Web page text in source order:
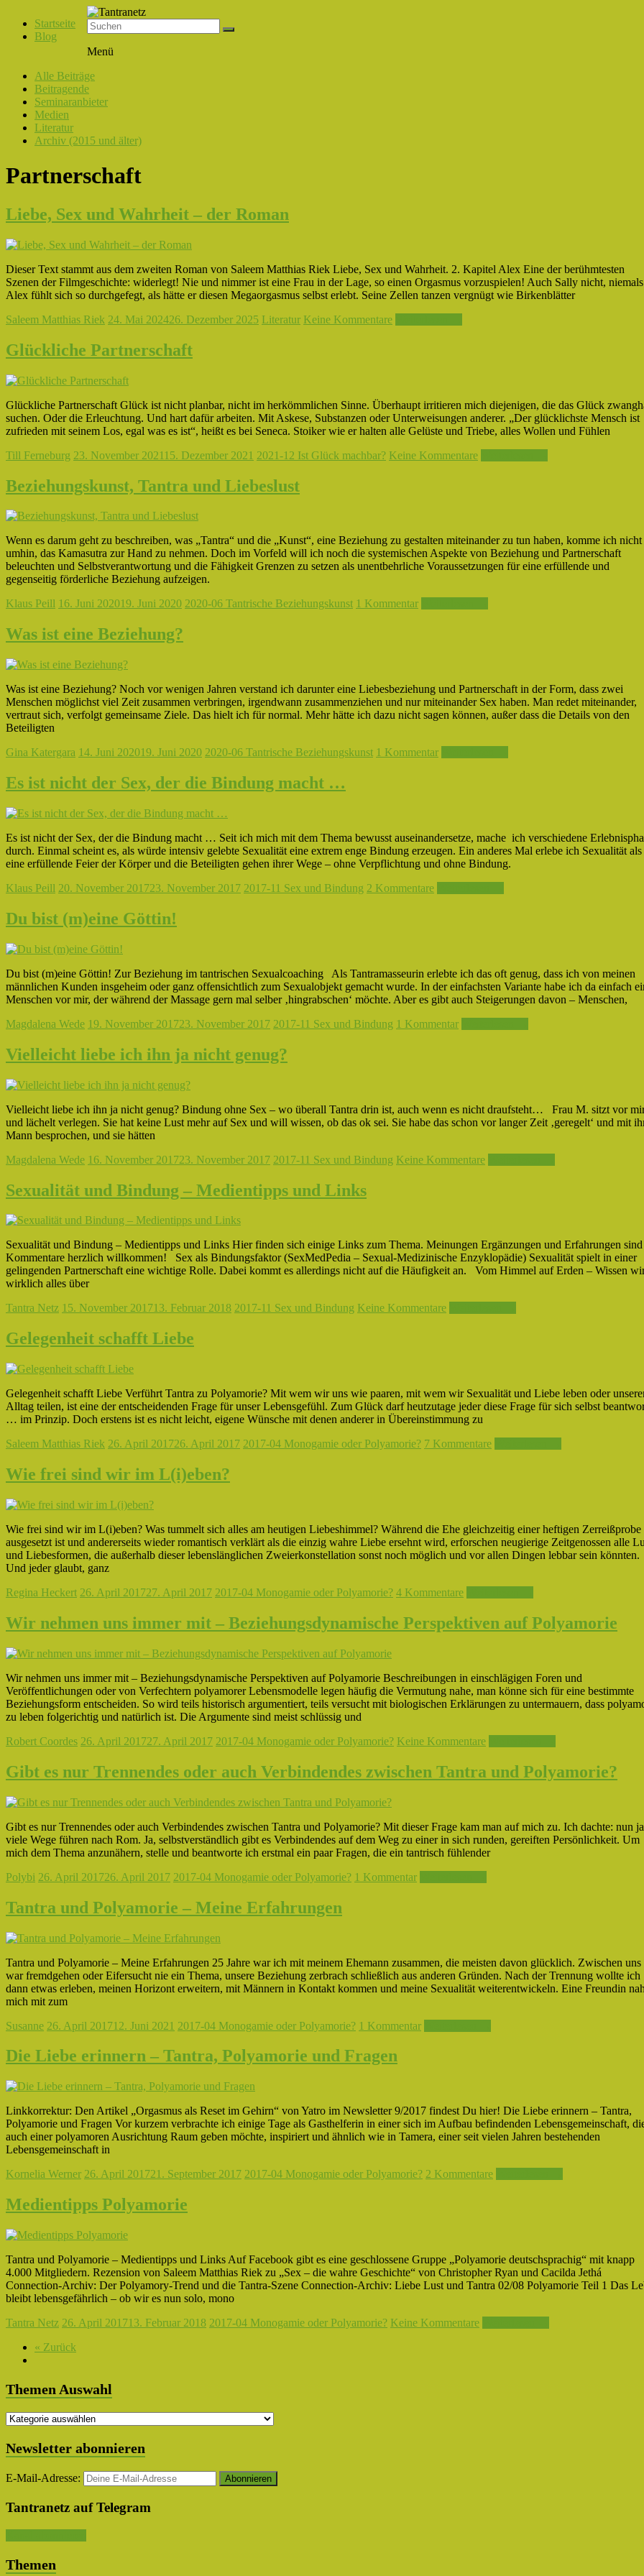
Startseite
Blog
Tantranetz
Liebe,
Eros
Tantra
Menü
Alle Beiträge
Beitragende
Seminaranbieter
Medien
Literatur
Archiv (2015 und älter)
Partnerschaft
Liebe, Sex und Wahrheit – der Roman
Dieser Text stammt aus dem zweiten Roman von Saleem Matthias Riek Liebe, Sex und Wahrheit. 2. Kapitel Alex Eine der berühmtesten
Szenen der Filmgeschichte: widerlegt! Nie und nimmer ist eine Frau in der Lage, so einen Orgasmus vorzuspielen! Auch Sally nicht,
Alex fühlt sich so durchgefegt, als hätte er diesen Megaorgasmus selbst erlebt. Seine Zellen tanzen vergnügt wie Birkenblätter
Saleem Matthias Riek 24. Mai 202426. Dezember 2025 Literatur Keine Kommentare
Glückliche Partnerschaft
Glückliche Partnerschaft Glück ist nicht planbar, nicht im herkömmlichen Sinne. Überhaupt irritieren mich diejenigen, die das Glück
suchen. Oder die Erleuchtung. Und hart dafür arbeiten. Mit Askese, Substanzen oder Unterweisungen anderer. „Der glücklichste Mensch ist
zufrieden mit seinem Los, egal was es ist“, heißt es bei Seneca. Stoiker wie er halten alle Gelüste und Triebe, alles Wollen und Fühlen
Till Ferneburg 23. November 2021 15. Dezember 2021 2021-12 Ist Glück machbar? Keine Kommentare
Beziehungskunst, Tantra und Liebeslust
Wenn es darum geht zu beschreiben, was „Tantra“ und die „Kunst“, eine Beziehung zu gestalten miteinander zu tun haben, komme ich nicht
umhin, das Kamasutra zur Hand zu nehmen. Doch im Vorfeld will ich noch die systemischen Aspekte von Beziehung und Partnerschaft
beleuchten und Selbstverantwortung und die Fähigkeit Grenzen zu setzen als unentbehrliche Voraussetzungen für eine erfüllende und
gegenseitig förderliche Beziehung aufzeigen.
Klaus Peill 16. Juni 202019. Juni 2020 2020-06 Tantrische Beziehungskunst 1 Kommentar
Was ist eine Beziehung?
Was ist eine Beziehung? Noch vor wenigen Jahren verstand ich darunter eine Liebesbeziehung und Partnerschaft in der Form, dass zwei
Menschen möglichst viel Zeit zusammen verbringen, irgendwann zusammenziehen und nur miteinander Sex haben. Man redet miteinander,
vertraut sich, verfolgt gemeinsame Ziele. Das hielt ich für normal. Mehr hätte ich dazu nicht sagen können, außer dass die Details von den
Beteiligten
Gina Katergara 14. Juni 202019. Juni 2020 2020-06 Tantrische Beziehungskunst 1 Kommentar
Es ist nicht der Sex, der die Bindung macht …
Es ist nicht der Sex, der die Bindung macht … Seit ich mich mit dem Thema bewusst auseinandersetze, mache ich verschiedene
durch. Einmal scheint es, als würde intensiv gelebte Sexualität eine extrem enge Bindung erzeugen. Ein anderes Mal erlebe ich Sexualität als
eine erfüllende Feier der Körper und die Beteiligten gehen ihrer Wege – ohne Verpflichtung und ohne Bindung.
Klaus Peill 20. November 201723. November 2017 2017-11 Sex und Bindung 2 Kommentare
Du bist (m)eine Göttin!
Du bist (m)eine Göttin! Zur Beziehung im tantrischen Sexualcoaching Als Tantramasseurin erlebte ich das oft genug, dass ich von meinen
männlichen Kunden insgeheim oder ganz offensichtlich zum Sexualobjekt gemacht wurde. In der einfachsten Variante habe ich da einfach
Menschen vor mir, der während der Massage gern mal selber ‚hingrabschen‘ möchte. Aber es gibt auch Steigerungen davon – Menschen,
Magdalena Wede 19. November 201723. November 2017 2017-11 Sex und Bindung 1 Kommentar
Vielleicht liebe ich ihn ja nicht genug?
Vielleicht liebe ich ihn ja nicht genug? Bindung ohne Sex – wo überall Tantra drin ist, auch wenn es nicht draufsteht… Frau M. sitzt vor
und lächelt verlegen. Sie hat keine Lust mehr auf Sex und will wissen, ob das ok sei. Sie habe das schon vor langer Zeit ‚geregelt‘ und mit
Mann besprochen, und sie hätten
Magdalena Wede 16. November 201723. November 2017 2017-11 Sex und Bindung Keine Kommentare
Sexualität und Bindung – Medientipps und Links
Sexualität und Bindung – Medientipps und Links Hier finden sich einige Links zum Thema. Meinungen Ergänzungen und Erfahrungen sind
Kommentare herzlich willkommen! Sex als Bindungsfaktor (SexMedPedia – Sexual-Medizinische Enzyklopädie) Sexualität spielt in einer
gelingenden Partnerschaft eine wichtige Rolle. Dabei kommt es allerdings nicht auf die Häufigkeit an. Vom Himmel auf Erden – Wissen
wirklich alles über
Tantra Netz 15. November 201713. Februar 2018 2017-11 Sex und Bindung Keine Kommentare
Gelegenheit schafft Liebe
Gelegenheit schafft Liebe Verführt Tantra zu Polyamorie? Mit wem wir uns wie paaren, mit wem wir Sexualität und Liebe leben oder
Alltag teilen, ist eine der entscheidenden Frage für unser Lebensgefühl. Zum Glück darf heutzutage jeder diese Frage für sich selbst
… im Prinzip. Doch erstens ist es nicht leicht, eigene Wünsche mit denen anderer in Übereinstimmung zu
Saleem Matthias Riek 26. April 201726. April 2017 2017-04 Monogamie oder Polyamorie? 7 Kommentare
Wie frei sind wir im L(i)eben?
Wie frei sind wir im L(i)eben? Was tummelt sich alles am heutigen Liebeshimmel? Während die Ehe gleichzeitig einer heftigen Zerreißprobe
ausgesetzt ist und andererseits wieder romantisch verklärt als die einzig wahre Liebe ersehnt wird, erforschen neugierige Zeitgenossen alle
und Liebesformen, die außerhalb dieser lebenslänglichen Zweierkonstellation sonst noch möglich und vor allen Dingen lebbar sein könnten.
Und jeder glaubt, ganz
Regina Heckert 26. April 201727. April 2017 2017-04 Monogamie oder Polyamorie? 4 Kommentare
Wir nehmen uns immer mit – Beziehungsdynamische Perspektiven auf Polyamorie
Wir nehmen uns immer mit – Beziehungsdynamische Perspektiven auf Polyamorie Beschreibungen in einschlägigen Foren und
Veröffentlichungen oder von Verfechtern polyamorer Lebensmodelle legen häufig die Vermutung nahe, man könne sich für eine bestimmte
Beziehungsform entscheiden. So wird teils historisch argumentiert, teils versucht mit biologischen Erklärungen zu untermauern, dass
zu leben folgerichtig und natürlich ist. Die Argumente sind meist schlüssig und
Robert Coordes 26. April 201727. April 2017 2017-04 Monogamie oder Polyamorie? Keine Kommentare
Gibt es nur Trennendes oder auch Verbindendes zwischen Tantra und Polyamorie?
Gibt es nur Trennendes oder auch Verbindendes zwischen Tantra und Polyamorie? Mit dieser Frage kam man auf mich zu. Ich dachte: nun
viele Wege führen nach Rom. Ja, selbstverständlich gibt es Verbindendes auf dem Weg zu einer in sich runden, gereiften Persönlichkeit. Um
mich dem Thema anzunähern, stelle und beantworte ich erstmal ein paar Fragen, die ein tantrisch fühlender
Polybi 26. April 201726. April 2017 2017-04 Monogamie oder Polyamorie? 1 Kommentar
Tantra und Polyamorie – Meine Erfahrungen
Tantra und Polyamorie – Meine Erfahrungen 25 Jahre war ich mit meinem Ehemann zusammen, die meisten davon glücklich. Zwischen uns
war fremdgehen oder Eifersucht nie ein Thema, unsere Beziehung zerbrach schließlich aus anderen Gründen. Nach der Trennung wollte ich
dann etwas erleben, meinen Horizont erweitern, mit Männern in Kontakt kommen und meine Sexualität weiterentwickeln. Eine Freundin
mich mit zum
Susanne 26. April 201712. Juni 2021 2017-04 Monogamie oder Polyamorie? 1 Kommentar
Die Liebe erinnern – Tantra, Polyamorie und Fragen
Linkkorrektur: Den Artikel „Orgasmus als Reset im Gehirn“ von Yatro im Newsletter 9/2017 findest Du hier! Die Liebe erinnern – Tantra,
Polyamorie und Fragen Vor kurzem verbrachte ich einige Tage als Gasthelferin in einer sich im Aufbau befindenden Lebensgemeinschaft,
auch einer polyamoren Ausrichtung Raum geben möchte, inspiriert und ähnlich wie in Tamera, einer seit vielen Jahren bestehenden
Lebensgemeinschaft in
Kornelia Werner 26. April 201721. September 2017 2017-04 Monogamie oder Polyamorie? 2 Kommentare
Medientipps Polyamorie
Tantra und Polyamorie – Medientipps und Links Auf Facebook gibt es eine geschlossene Gruppe „Polyamorie deutschsprachig“ mit knapp
4.000 Mitgliedern. Rezension von Saleem Matthias Riek zu „Sex – die wahre Geschichte“ von Christopher Ryan und Cacilda Jethá
Connection-Archiv: Der Polyamory-Trend und die Tantra-Szene Connection-Archiv: Liebe Lust und Tantra 02/08 Polyamorie Teil 1 Das
bleibt lebensgefährlich – ob wir es nun solo, mono
Tantra Netz 26. April 201713. Februar 2018 2017-04 Monogamie oder Polyamorie? Keine Kommentare
« Zurück
Themen Auswahl
Themen
Newsletter abonnieren
E-Mail-Adresse:
Tantranetz auf Telegram
Themen